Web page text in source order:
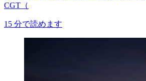
CGT（
15 分で読めます